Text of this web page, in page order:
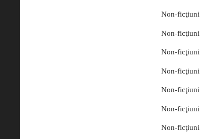
Non-ficţiuni
Non-ficţiuni
Non-ficţiuni
Non-ficţiuni
Non-ficţiuni
Non-ficţiuni
Non-ficţiuni